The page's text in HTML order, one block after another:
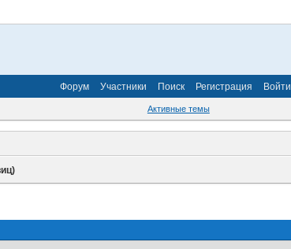
Форум Участники Поиск Регистрация Войти
Активные темы